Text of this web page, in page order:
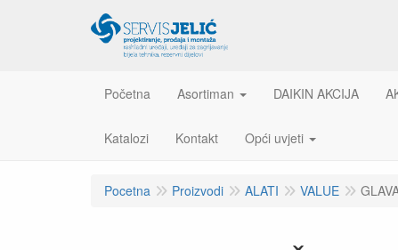
Početna Asortiman DAIKIN AKCIJA
Katalozi Kontakt Opći uvjeti
Pocetna Proizvodi ALATI VALUE